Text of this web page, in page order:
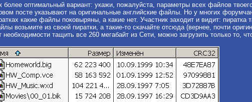
более оптимальный вариант: укажи, пожалуйста, параметры всех файлов
посте указывают на оригинальные английские файлы. Но у многих
какие файлы поковыряны, а какие нет. Участник заходит и видит:
возьмите из своей пиратки, а такие-то скачайте отсюда (вернее, почти
необходимости тащить все 260 мегабайт из Сети, можно загрузить только то,